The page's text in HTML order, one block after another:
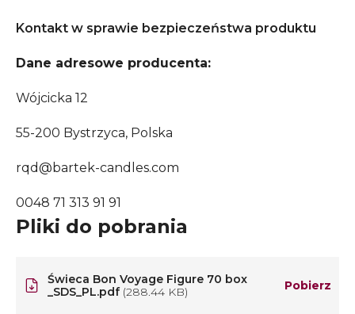
Kontakt w sprawie bezpieczeństwa produktu
Dane adresowe producenta:
Wójcicka 12
55-200 Bystrzyca, Polska
rqd@bartek-candles.com
0048 71 313 91 91
Pliki do pobrania
Świeca Bon Voyage Figure 70 box
_SDS_PL.pdf (288.44 KB) Pobierz